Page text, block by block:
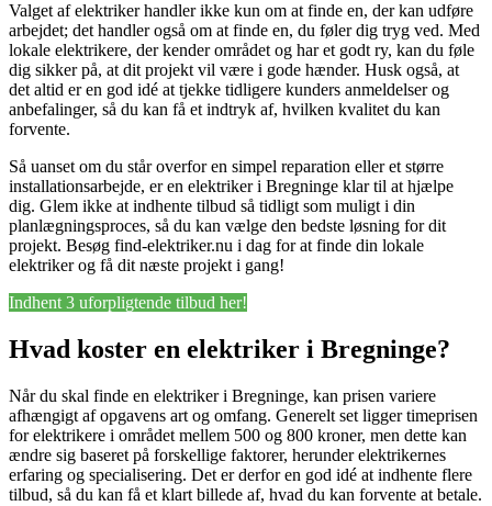
Valget af elektriker handler ikke kun om at finde en, der kan udføre
arbejdet; det handler også om at finde en, du føler dig tryg ved. Med
lokale elektrikere, der kender området og har et godt ry, kan du føle
dig sikker på, at dit projekt vil være i gode hænder. Husk også, at
det altid er en god idé at tjekke tidligere kunders anmeldelser og
anbefalinger, så du kan få et indtryk af, hvilken kvalitet du kan
forvente.
Så uanset om du står overfor en simpel reparation eller et større
installationsarbejde, er en elektriker i Bregninge klar til at hjælpe
dig. Glem ikke at indhente tilbud så tidligt som muligt i din
planlægningsproces, så du kan vælge den bedste løsning for dit
projekt. Besøg find-elektriker.nu i dag for at finde din lokale
elektriker og få dit næste projekt i gang!
Indhent 3 uforpligtende tilbud her!
Hvad koster en elektriker i Bregninge?
Når du skal finde en elektriker i Bregninge, kan prisen variere
afhængigt af opgavens art og omfang. Generelt set ligger timeprisen
for elektrikere i området mellem 500 og 800 kroner, men dette kan
ændre sig baseret på forskellige faktorer, herunder elektrikernes
erfaring og specialisering. Det er derfor en god idé at indhente flere
tilbud, så du kan få et klart billede af, hvad du kan forvente at betale.